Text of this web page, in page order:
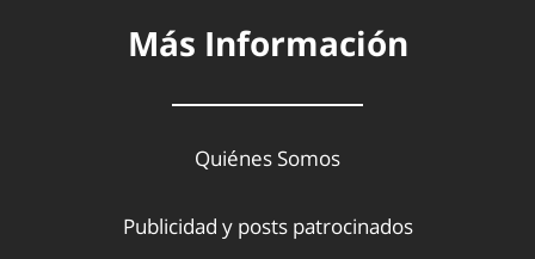
Más Información
Quiénes Somos
Publicidad y posts patrocinados